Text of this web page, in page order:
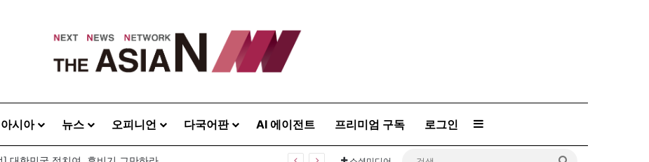
아시아 뉴스 오피니언 다국어판 AI 에이전트 프리미엄 구독 로그인 Sidebar